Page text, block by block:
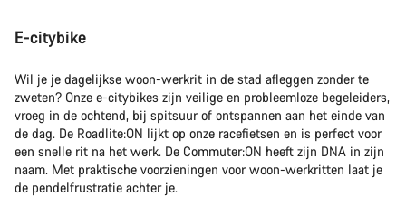
E-citybike
Wil je je dagelijkse woon-werkrit in de stad afleggen zonder te
zweten? Onze e-citybikes zijn veilige en probleemloze begeleiders,
vroeg in de ochtend, bij spitsuur of ontspannen aan het einde van
de dag. De Roadlite:ON lijkt op onze racefietsen en is perfect voor
een snelle rit na het werk. De Commuter:ON heeft zijn DNA in zijn
naam. Met praktische voorzieningen voor woon-werkritten laat je
de pendelfrustratie achter je.